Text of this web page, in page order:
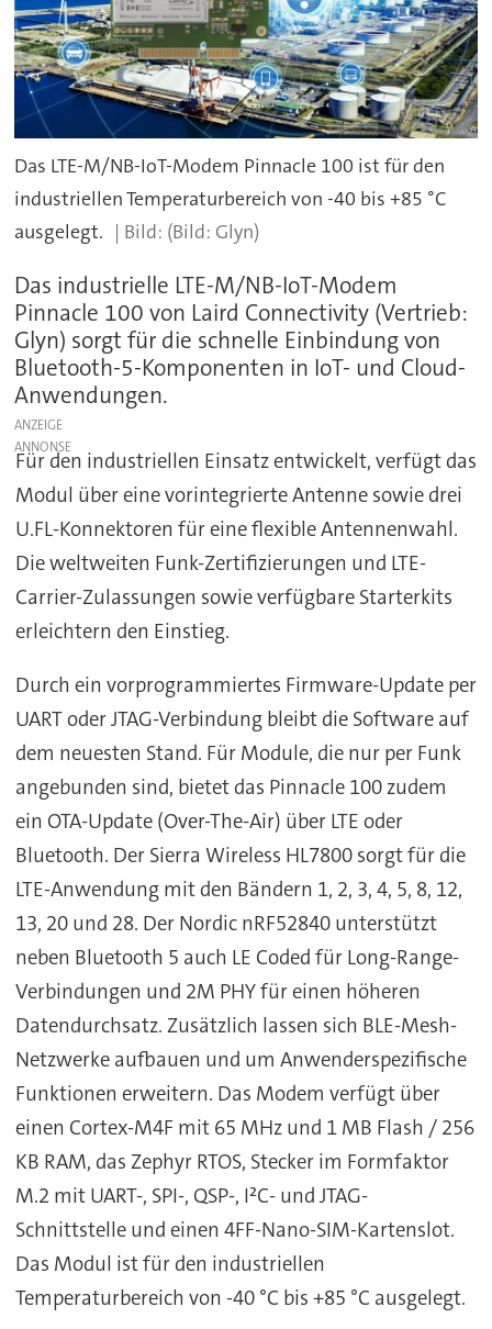
Das LTE-M/NB-IoT-Modem Pinnacle 100 ist für den
industriellen Temperaturbereich von -40 bis +85 °C
ausgelegt.
(Bild: Glyn)
Das industrielle LTE-M/NB-IoT-Modem
Pinnacle 100 von Laird Connectivity (Vertrieb:
Glyn) sorgt für die schnelle Einbindung von
Bluetooth-5-Komponenten in IoT- und Cloud-
Anwendungen.
ANZEIGE
Für den industriellen Einsatz entwickelt, verfügt das
Modul über eine vorintegrierte Antenne sowie drei
U.FL-Konnektoren für eine flexible Antennenwahl.
Die weltweiten Funk-Zertifizierungen und LTE-
Carrier-Zulassungen sowie verfügbare Starterkits
erleichtern den Einstieg.
Durch ein vorprogrammiertes Firmware-Update per
UART oder JTAG-Verbindung bleibt die Software auf
dem neuesten Stand. Für Module, die nur per Funk
angebunden sind, bietet das Pinnacle 100 zudem
ein OTA-Update (Over-The-Air) über LTE oder
Bluetooth. Der Sierra Wireless HL7800 sorgt für die
LTE-Anwendung mit den Bändern 1, 2, 3, 4, 5, 8, 12,
13, 20 und 28. Der Nordic nRF52840 unterstützt
neben Bluetooth 5 auch LE Coded für Long-Range-
Verbindungen und 2M PHY für einen höheren
Datendurchsatz. Zusätzlich lassen sich BLE-Mesh-
Netzwerke aufbauen und um Anwenderspezifische
Funktionen erweitern. Das Modem verfügt über
einen Cortex-M4F mit 65 MHz und 1 MB Flash / 256
KB RAM, das Zephyr RTOS, Stecker im Formfaktor
M.2 mit UART-, SPI-, QSP-, I²C- und JTAG-
Schnittstelle und einen 4FF-Nano-SIM-Kartenslot.
Das Modul ist für den industriellen
Temperaturbereich von -40 °C bis +85 °C ausgelegt.